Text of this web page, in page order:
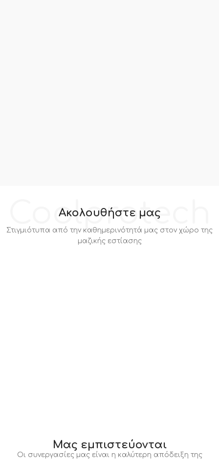
Coolprotech
Ακολουθήστε μας
Στιγμιότυπα από την καθημερινότητά μας στον χώρο της
μαζικής εστίασης
Μας εμπιστεύονται
Οι συνεργασίες μας είναι η καλύτερη απόδειξη της